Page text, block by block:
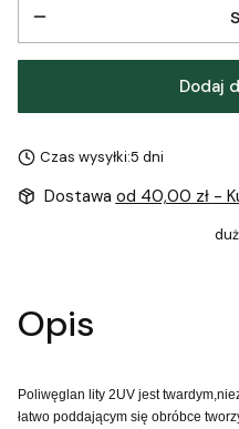
Dodaj
Czas wysyłki:5 dni
Dostawa od 40,00 zł -
Opis
Poliwęglan lity 2UV jest
łatwo poddającym się obróbce